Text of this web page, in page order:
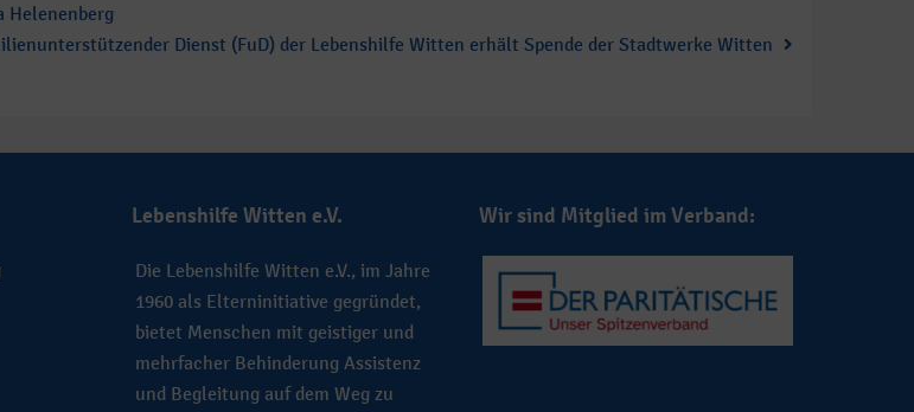
Helenenberg
Dienst (FuD) der Lebenshilfe Witten erhält Spende der Stadtwerke Witten
Lebenshilfe Witten e.V.
Die Lebenshilfe Witten e.V., im Jahre
1960 als Elterninitiative gegründet,
bietet Menschen mit geistiger und
mehrfacher Behinderung Assistenz
und Begleitung auf dem Weg zu
Wir sind Mitglied im Verband: